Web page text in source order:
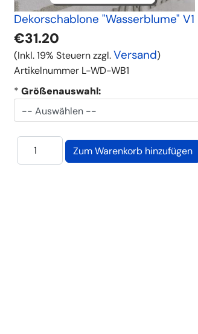
Dekorschablone "Wasserblume" V1
€31.20
(Inkl. 19% Steuern zzgl.Versand)
Artikelnummer L-WD-WB1
* Größenauswahl: